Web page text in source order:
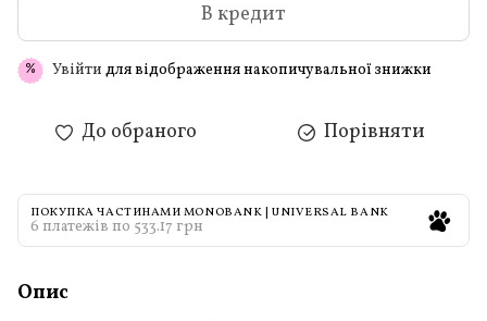
В кредит
% Увійти для відображення накопичувальної знижки
До обраного Порівняти
ПОКУПКА ЧАСТИНАМИ MONOBANK | UNIVERSAL BANK
6 платежів по 533.17 грн
Опис